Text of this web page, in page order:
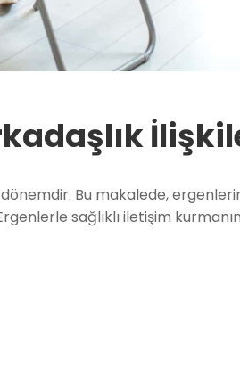
Bu makalede,
sağlıklı iletişim